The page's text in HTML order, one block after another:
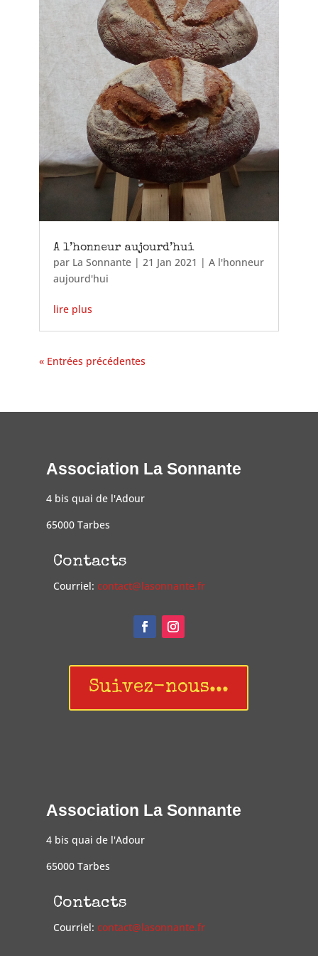
A l’honneur aujourd’hui
par La Sonnante| 21 Jan 2021 | A l'honneur
aujourd'hui
lire plus
« Entrées précédentes
Association La Sonnante
4 bis quai de l'Adour
65000 Tarbes
Contacts
Courriel: contact@lasonnante.fr
Suivez-nous...
Association La Sonnante
4 bis quai de l'Adour
65000 Tarbes
Contacts
Courriel: contact@lasonnante.fr